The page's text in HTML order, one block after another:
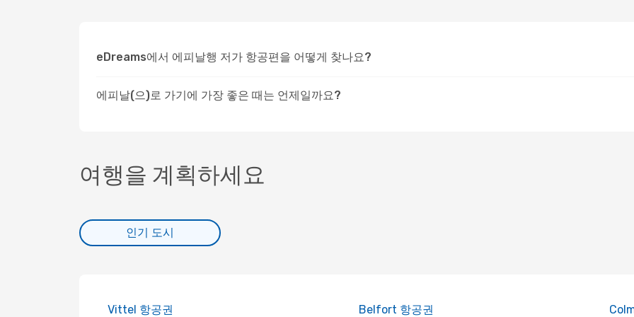
eDreams에서 에피날행 저가 항공편을 어떻게 찾나요?
에피날(으)로 가기에 가장 좋은 때는 언제일까요?
여행을 계획하세요
인기 도시
Vittel 항공권 Belfort 항공권